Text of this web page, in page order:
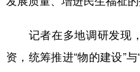
Deutsch Português
记者在多地调研发现，
资，统筹推进“物的建设”